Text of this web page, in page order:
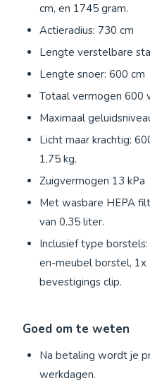
cm, en 1745 gram.
Actieradius: 730 cm
Lengte verstelbare
Lengte snoer: 600 cm
Totaal vermogen 600
Maximaal
Licht maar krachtig:
1.75 kg.
Zuigvermogen 13 kPa
Met wasbare HEPA
van 0.35 liter.
Inclusief type
en-meubel borstel, 1x
bevestigings clip.
Goed om te weten
Na betaling wordt je
werkdagen.